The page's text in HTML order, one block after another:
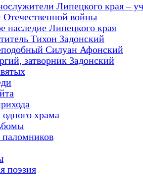
Липецкого края –
Отечественной войны
наследие Липецкого края
Тихон Задонский
Силуан Афонский
затворник Задонский
храма
паломников
поэзия